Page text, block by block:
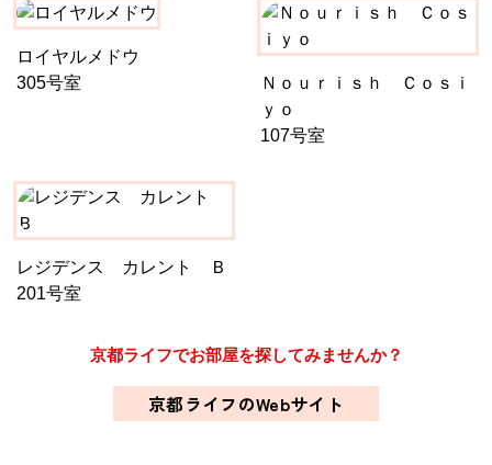
今月の京みやげ
京都の書店
すべて
関西で開催。
ロイヤルメドウ
305号室
Ｎｏｕｒｉｓｈ Ｃｏｓｉ
ｙｏ
107号室
レジデンス カレント Ｂ
201号室
京都ライフでお部屋を探してみませんか？
京都ライフのWebサイト